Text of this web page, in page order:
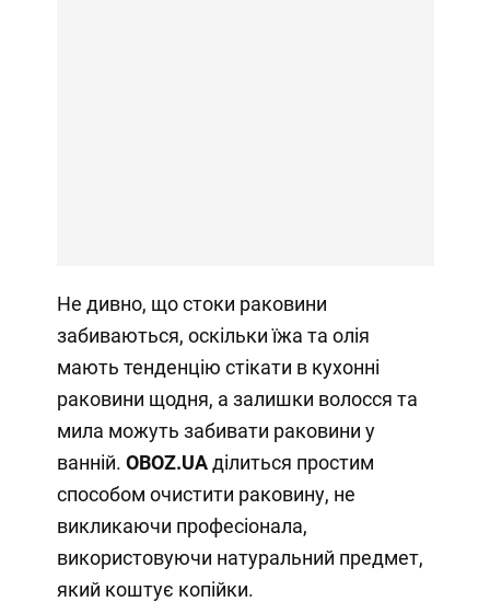
Не дивно, що стоки раковини
забиваються, оскільки їжа та олія
мають тенденцію стікати в кухонні
раковини щодня, а залишки волосся та
мила можуть забивати раковини у
ванній. OBOZ.UAділиться простим
способом очистити раковину, не
викликаючи професіонала,
використовуючи натуральний предмет,
який коштує копійки.